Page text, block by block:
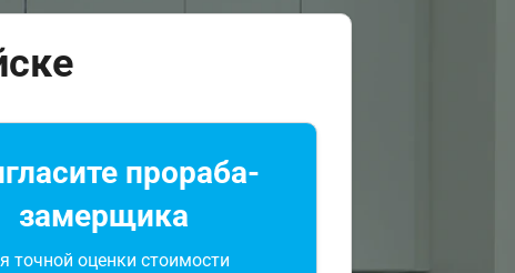
прораба-
замерщика
точной оценки стоимости